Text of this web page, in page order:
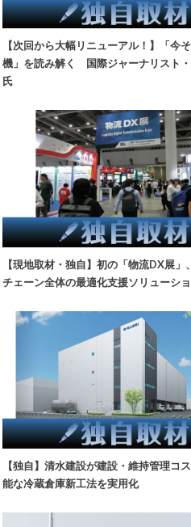
【次回から大幅リニューアル！】「今
機」を読み解く 国際ジャーナリスト
氏
【現地取材・独自】初の「物流DX展」
チェーン全体の最適化支援ソリューシ
【独自】清水建設が建設・維持管理コ
能な冷蔵倉庫新工法を実用化